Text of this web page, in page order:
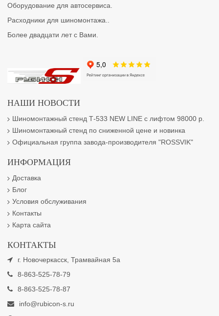
Оборудование для автосервиса.
Расходники для шиномонтажа..
Более двадцати лет с Вами.
НАШИ НОВОСТИ
Шиномонтажный стенд Т-533 NEW LINE с лифтом 98000 р.
Шиномонтажный стенд по сниженной цене и новинка
Официальная группа завода-производителя "ROSSVIK"
ИНФОРМАЦИЯ
Доставка
Блог
Условия обслуживания
Контакты
Карта сайта
КОНТАКТЫ
г. Новочеркасск, Трамвайная 5а
8-863-525-78-79
8-863-525-78-87
info@rubicon-s.ru